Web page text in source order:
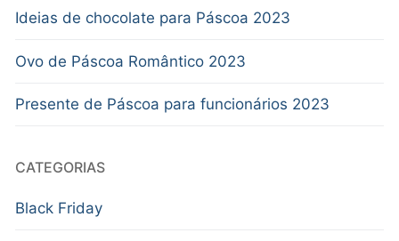
Ideias de chocolate para Páscoa 2023
Ovo de Páscoa Romântico 2023
Presente de Páscoa para funcionários 2023
CATEGORIAS
Black Friday